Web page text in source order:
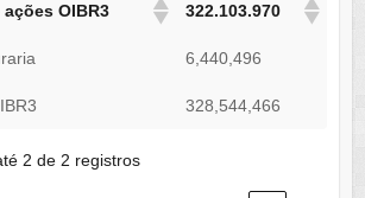
OIBR3 322.103.970
6,440,496
328,544,466
2 de 2 registros